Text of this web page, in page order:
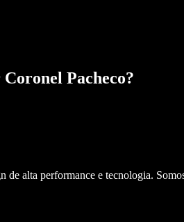
Coronel Pacheco?
alta performance e tecnologia.